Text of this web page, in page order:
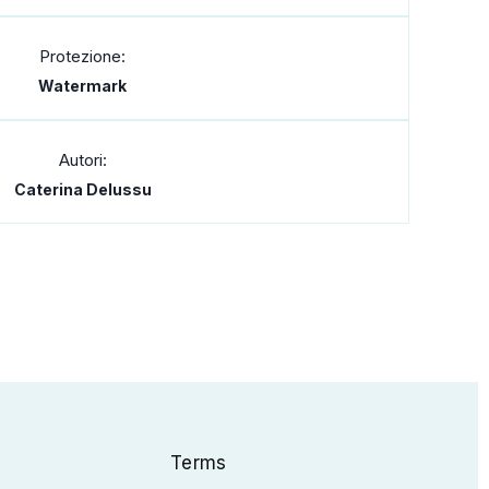
Protezione:
Watermark
Autori:
Caterina Delussu
Terms